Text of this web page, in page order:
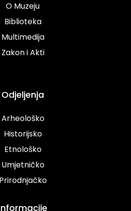
O Muzeju
Biblioteka
Multimedija
Zakon i Akti
Odjeljenja
Arheološko
Historijsko
Etnološko
Umjetničko
Prirodnjačko